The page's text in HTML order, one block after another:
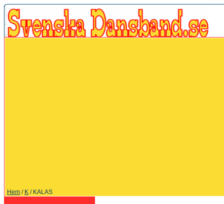
Hem / K / KALAS